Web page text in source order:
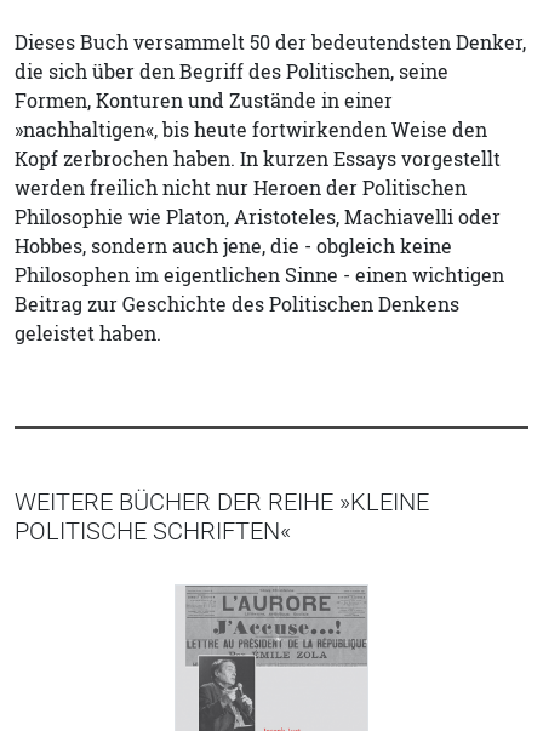
Dieses Buch versammelt 50 der bedeutendsten Denker,
die sich über den Begriff des Politischen, seine
Formen, Konturen und Zustände in einer
»nachhaltigen«, bis heute fortwirkenden Weise den
Kopf zerbrochen haben. In kurzen Essays vorgestellt
werden freilich nicht nur Heroen der Politischen
Philosophie wie Platon, Aristoteles, Machiavelli oder
Hobbes, sondern auch jene, die - obgleich keine
Philosophen im eigentlichen Sinne - einen wichtigen
Beitrag zur Geschichte des Politischen Denkens
geleistet haben.
WEITERE BÜCHER DER REIHE »KLEINE
POLITISCHE SCHRIFTEN«